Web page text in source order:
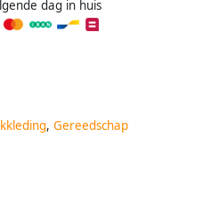
dag in huis
, Gereedschap